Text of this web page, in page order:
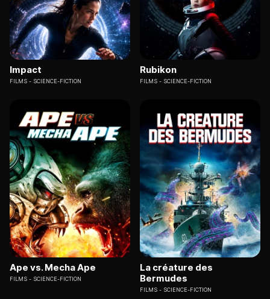
Impact
FILMS SCIENCE-FICTION
Rubikon
FILMS SCIENCE-FICTION
Ape vs. Mecha Ape
FILMS SCIENCE-FICTION
La créature des
Bermudes
FILMS SCIENCE-FICTION